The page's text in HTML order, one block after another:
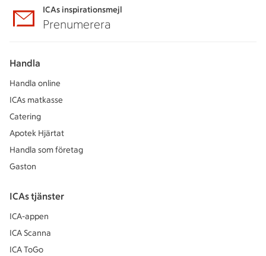
ICAs inspirationsmejl
Prenumerera
Handla
Handla online
ICAs matkasse
Catering
Apotek Hjärtat
Handla som företag
Gaston
ICAs tjänster
ICA-appen
ICA Scanna
ICA ToGo